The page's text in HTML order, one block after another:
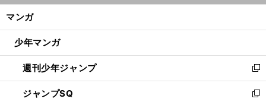
ン
ウ
開
く
マンガ
少年マンガ
週刊少年ジャンプ
新
し
い
ジャンプSQ
新